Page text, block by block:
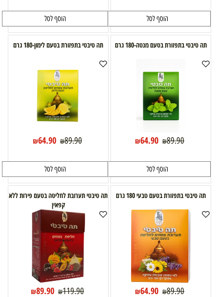
הוסף לסל הוסף לסל
תה טיבטי בתפזורת בטעם מנטה-180 גרם
₪89.90
₪64.90
הוסף לסל
תה טיבטי בתפזורת בטעם לימון-180 גרם
₪89.90
₪64.90
הוסף לסל
תה טיבטי בתפזורת בטעם טבעי 180 גרם
₪89.90
₪64.90
תה טיבטי תערובת לחליטה בטעם פירות ללא
קפאין
₪119.90
₪89.90